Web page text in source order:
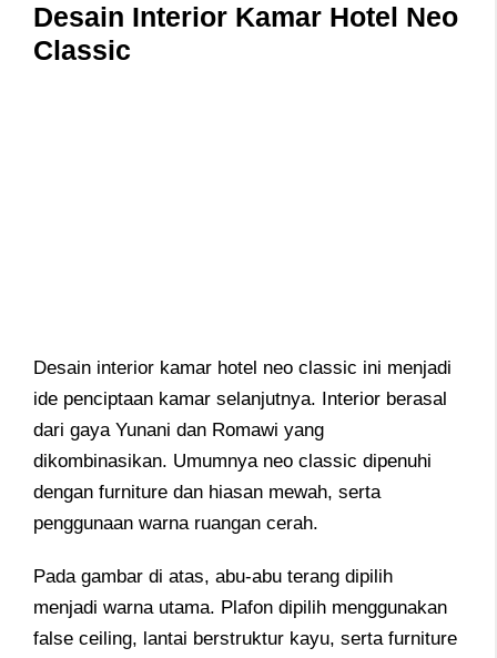
Desain Interior Kamar Hotel Neo
Classic
Desain interior kamar hotel neo classic ini menjadi
ide penciptaan kamar selanjutnya. Interior berasal
dari gaya Yunani dan Romawi yang
dikombinasikan. Umumnya neo classic dipenuhi
dengan furniture dan hiasan mewah, serta
penggunaan warna ruangan cerah.
Pada gambar di atas, abu-abu terang dipilih
menjadi warna utama. Plafon dipilih menggunakan
false ceiling, lantai berstruktur kayu, serta furniture